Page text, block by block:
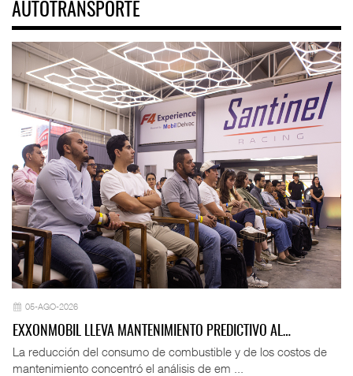
AUTOTRANSPORTE
05-AGO-2026
EXXONMOBIL LLEVA MANTENIMIENTO PREDICTIVO AL…
La reducción del consumo de combustible y de los costos de
mantenimiento concentró el análisis de em ...